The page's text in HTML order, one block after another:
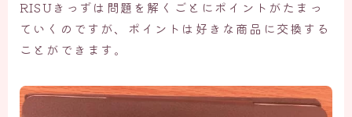
RISUきっずは問題を解くごとにポイントがたまっ
ていくのですが、ポイントは好きな商品に交換する
ことができます。